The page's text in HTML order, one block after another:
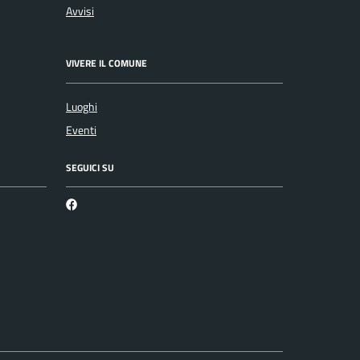
Avvisi
VIVERE IL COMUNE
Luoghi
Eventi
SEGUICI SU
Martirano Lombardo Facebook